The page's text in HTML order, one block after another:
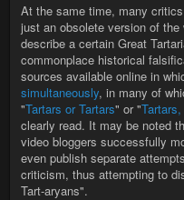
At the same time, many
just an obsolete version of
describe a certain Great
commonplace historical
sources available online in
simultaneously, in many of
"Tartars or Tartars" or "
clearly read. It may be noted
video bloggers successfully
even publish separate
criticism, thus attempting to
Tart-aryans".